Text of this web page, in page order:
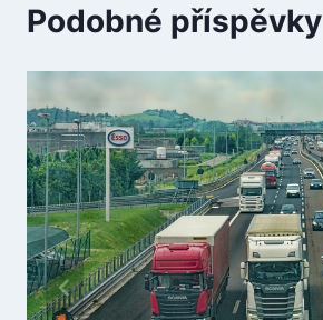
Podobné příspěvky